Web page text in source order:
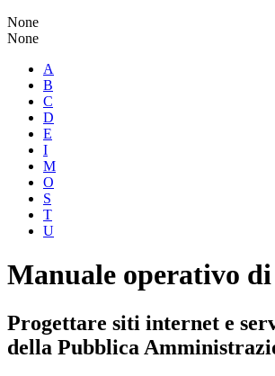
None
None
A
B
C
D
E
I
M
O
S
T
U
Manuale operativo di
Progettare siti internet e
della Pubblica